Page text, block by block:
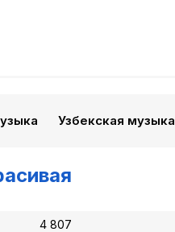
Узбекская музыка
4 807